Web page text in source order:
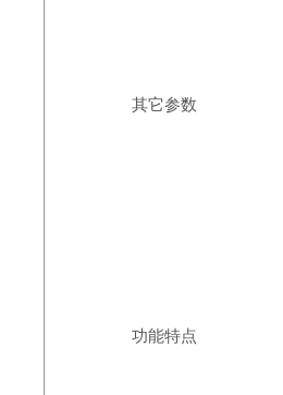
其它参数
功能特点